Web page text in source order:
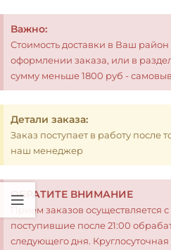
Важно:
Стоимость доставки в Ваш
оформлении заказа, или в
сумму меньше 1800 руб -
Детали заказа:
Заказ поступает в работу после
наш менеджер
ОБРАТИТЕ ВНИМАНИЕ
Прием заказов осуществляется
поступившие после 21:00
следующего дня. Круглосуточная